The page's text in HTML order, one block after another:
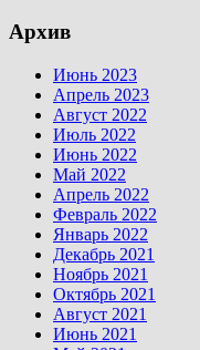
Архив
Июнь 2023
Апрель 2023
Август 2022
Июль 2022
Июнь 2022
Май 2022
Апрель 2022
Февраль 2022
Январь 2022
Декабрь 2021
Ноябрь 2021
Октябрь 2021
Август 2021
Июнь 2021